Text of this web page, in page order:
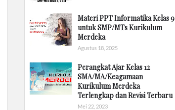
Materi PPT Informatika Kelas 9
untuk SMP/MTs Kurikulum
Merdeka
Agustus 18, 2025
Perangkat Ajar Kelas 12
SMA/MA/Keagamaan
Kurikulum Merdeka
Terlengkap dan Revisi Terbaru
Mei 22, 2023